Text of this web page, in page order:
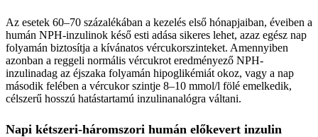
Az esetek 60–70 százalékában a kezelés első hónapjaiban, éveiben a
humán NPH-inzulinok késő esti adása sikeres lehet, azaz egész nap
folyamán biztosítja a kívánatos vércukorszinteket. Amennyiben
azonban a reggeli normális vércukrot eredményező NPH-
inzulinadag az éjszaka folyamán hipoglikémiát okoz, vagy a nap
második felében a vércukor szintje 8–10 mmol/l fölé emelkedik,
célszerű hosszú hatástartamú inzulinanalógra váltani.
Napi kétszeri-háromszori humán előkevert inzulin